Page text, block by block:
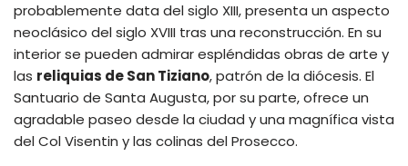
probablemente data del siglo XIII, presenta un aspecto
neoclásico del siglo XVIII tras una reconstrucción. En su
interior se pueden admirar espléndidas obras de arte y
las reliquias de San Tiziano, patrón de la diócesis. El
Santuario de Santa Augusta, por su parte, ofrece un
agradable paseo desde la ciudad y una magnífica vista
del Col Visentin y las colinas del Prosecco.